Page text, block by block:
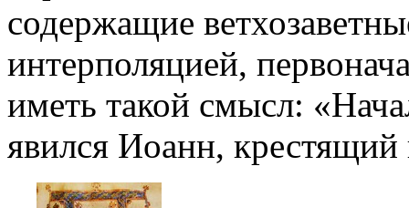
содержащие
интерполяцией,
иметь такой смысл:
явился Иоанн,